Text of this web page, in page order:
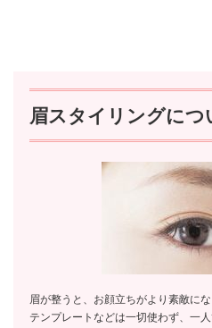
眉スタイリングにつ
眉が整うと、お顔立ちがより素敵にな
テンプレートなどは一切使わず、一